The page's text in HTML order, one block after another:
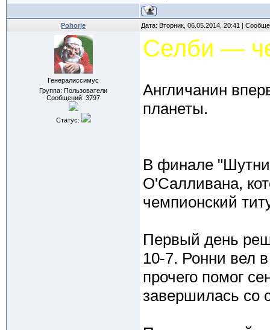
Pohorje Дата: Вторник, 06.05.2014, 20:41 |
Генералиссимус
Группа: Пользователи
Сообщений: 3797
Статус:
Селби —
Англичанин
планеты.
В финале
О'Салливана,
чемпионский
Первый день
10-7. Ронни вел
прочего помог
завершилась со